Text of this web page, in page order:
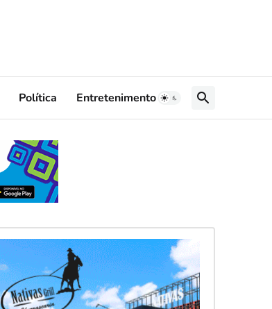
Política Entretenimento